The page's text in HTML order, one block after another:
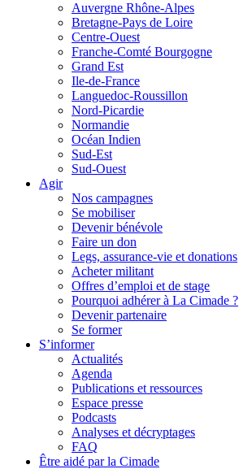
Auvergne Rhône-Alpes
Bretagne-Pays de Loire
Centre-Ouest
Franche-Comté Bourgogne
Grand Est
Ile-de-France
Languedoc-Roussillon
Nord-Picardie
Normandie
Océan Indien
Sud-Est
Sud-Ouest
Agir
Nos campagnes
Se mobiliser
Devenir bénévole
Faire un don
Legs, assurance-vie et donations
Acheter militant
Offres d’emploi et de stage
Pourquoi adhérer à La Cimade ?
Devenir partenaire
Se former
S’informer
Actualités
Agenda
Publications et ressources
Espace presse
Podcasts
Analyses et décryptages
FAQ
Être aidé par la Cimade